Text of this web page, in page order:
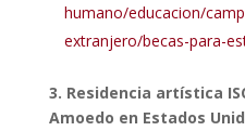
humano/educacion/
extranjero/becas-para-
3. Residencia artística
Amoedo en Estados